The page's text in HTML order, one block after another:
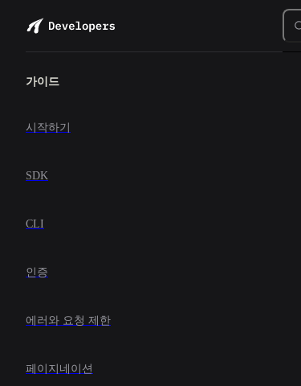
Skip to content
가이드
시작하기
SDK
CLI
인증
에러와 요청 제한
페이지네이션